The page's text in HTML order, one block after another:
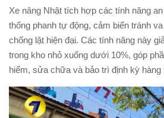
Xe nâng Nhật tích hợp các tính năng
thống phanh tự động, cảm biến tránh
chống lật hiện đại. Các tính năng này
trong kho nhỏ xuống dưới 10%, góp
hiểm, sửa chữa và bảo trì định kỳ hàng